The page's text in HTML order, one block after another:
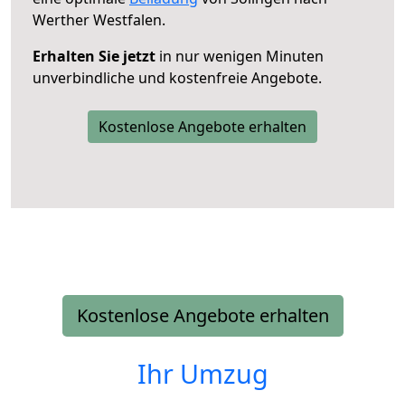
Werther Westfalen.
Erhalten Sie jetzt in nur wenigen Minuten
unverbindliche und kostenfreie Angebote.
Kostenlose Angebote erhalten
Kostenlose Angebote erhalten
Ihr Umzug